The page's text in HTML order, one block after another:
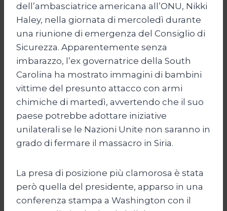
dell’ambasciatrice americana all’ONU, Nikki
Haley, nella giornata di mercoledì durante
una riunione di emergenza del Consiglio di
Sicurezza. Apparentemente senza
imbarazzo, l’ex governatrice della South
Carolina ha mostrato immagini di bambini
vittime del presunto attacco con armi
chimiche di martedì, avvertendo che il suo
paese potrebbe adottare iniziative
unilaterali se le Nazioni Unite non saranno in
grado di fermare il massacro in Siria.
La presa di posizione più clamorosa è stata
però quella del presidente, apparso in una
conferenza stampa a Washington con il